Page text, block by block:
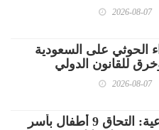
2026-08-07
الحوثي على السعودية
للقانون الدولي
2026-08-07
‏التنمية الاجتماعية: التحاق 9 أطفال بأسر